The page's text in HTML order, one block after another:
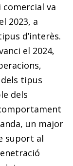
va
2023, a
d’interès.
el 2024,
dels tipus
dels
un major
suport al